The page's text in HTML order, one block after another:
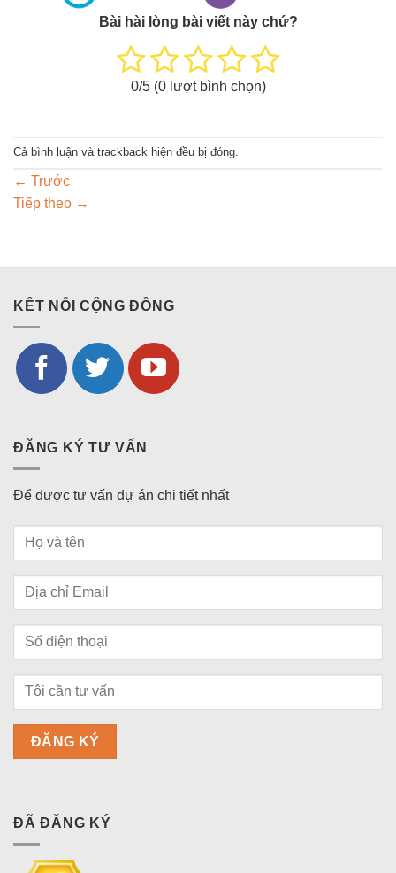
Bài hài lòng bài viết này chứ?
0/5 (0lượt bình chọn)
Cả bình luận và trackback hiện đều bị đóng.
← Trước
Tiếp theo →
KẾT NỐI CỘNG ĐỒNG
ĐĂNG KÝ TƯ VẤN
Để được tư vấn dự án chi tiết nhất
ĐÃ ĐĂNG KÝ